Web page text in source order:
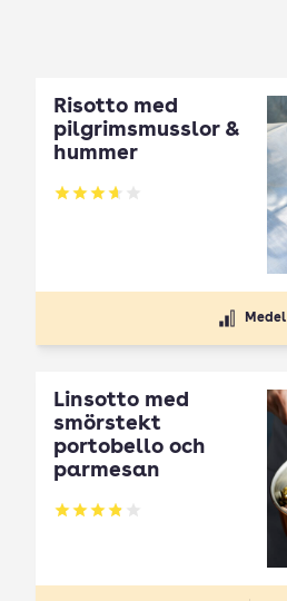
Risotto med
pilgrimsmusslor &
hummer
Betyg: 3.63 av 5
Medel
Linsotto med
smörstekt
portobello och
parmesan
Betyg: 3.84 av 5